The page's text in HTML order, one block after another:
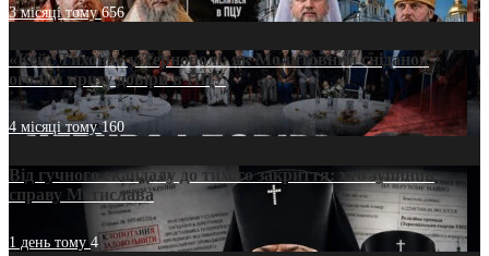
3 місяці тому656
«Кейс Тихона» у Тернополі: як Молитовний сніданок
оголив кризу довіри в ПЦУ
4 місяці тому160
Від гучного скандалу до тихого закриття: хто зупинив
справу Мстислава
1 день тому4